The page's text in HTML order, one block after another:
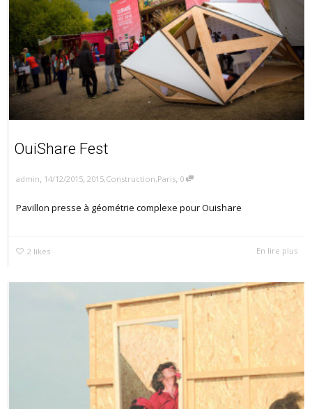
OuiShare Fest
admin, 14/12/2015, 2015,Construction,Paris, 0
Pavillon presse à géométrie complexe pour Ouishare
2 likes En lire plus